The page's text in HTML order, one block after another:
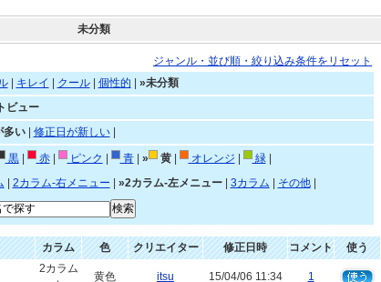
未分類
ジャンル・並び順・絞り込み条件をリセット
| キレイ クール| 個性的
»未分類
ビュー
多い| 修正日が新しい|
黒| 赤| ピンク 青| » 黄| オレンジ 緑|
2カラム-右メニュー »2カラム-左メニュー| 3カラム その他|
カラム 色 クリエイター 修正日時 コメント 使う
2カラム
黄色 itsu 15/04/06 11:34 1